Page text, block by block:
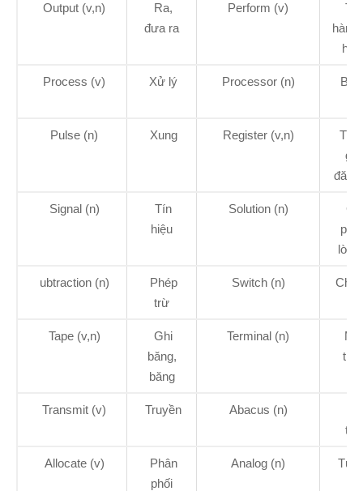
Output (v,n)
Ra,
đưa ra
Perform (v)
Process (v) Xử lý Processor (n)
Bộ
Pulse (n) Xung Register (v,n)
ghi,
đăng
Signal (n)
Tín
hiệu
Solution (n)
lời
ubtraction (n)
Phép
trừ
Switch (n)
Tape (v,n)
Ghi
băng,
băng
Terminal (n)
Transmit (v) Truyền Abacus (n)
Allocate (v)
Phân
phối
Analog (n)